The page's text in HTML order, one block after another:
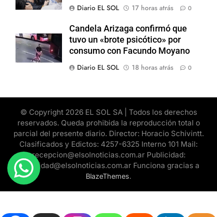
Diario EL SOL 17 horas atrás 0
Candela Arizaga confirmó que
tuvo un «brote psicótico» por
consumo con Facundo Moyano
Diario EL SOL
18 horas atrás 0
© Copyright 2026 EL SOL SA | Todos los derechos
reservados. Queda prohibida la reproducción total o
parcial del presente diario. Director: Horacio Schivintt.
Clasificados y Edictos: 4257-6325 Interno 101 Mail:
recepcion@elsolnoticias.com.ar Publicidad:
publicidad@elsolnoticias.com.ar Funciona gracias a
BlazeThemes.